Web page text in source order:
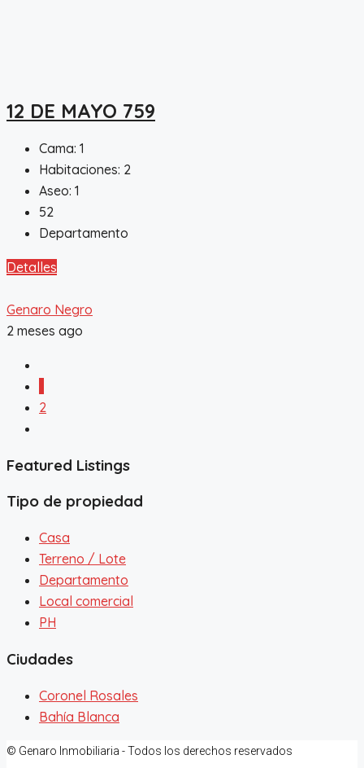
12 DE MAYO 759
Cama: 1
Habitaciones: 2
Aseo: 1
52
Departamento
Detalles
Genaro Negro
2 meses ago
2
Featured Listings
Tipo de propiedad
Casa
Terreno / Lote
Departamento
Local comercial
PH
Ciudades
Coronel Rosales
Bahía Blanca
© Genaro Inmobiliaria - Todos los derechos reservados